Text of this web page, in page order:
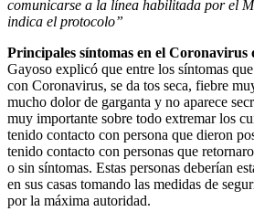
comunicarse a la línea habilitada por el
indica el protocolo”
Principales síntomas en el
Gayoso explicó que entre los síntomas
con Coronavirus, se da tos seca, fiebre
mucho dolor de garganta y no aparece
muy importante sobre todo extremar los
tenido contacto con persona que dieron
tenido contacto con personas que
o sin síntomas. Estas personas deberían
en sus casas tomando las medidas de
por la máxima autoridad.